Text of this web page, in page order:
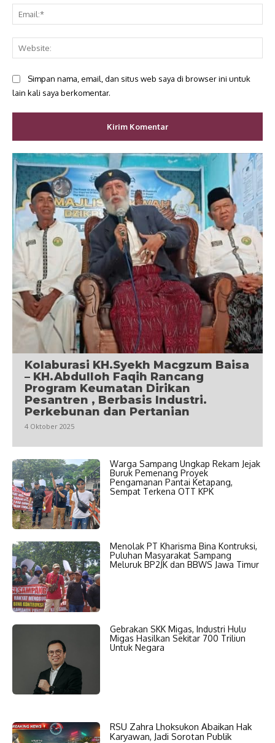
Simpan nama, email, dan situs web saya di browser ini untuk
lain kali saya berkomentar.
Kolaburasi KH.Syekh Macgzum Baisa
– KH.Abdulloh Faqih Rancang
Program Keumatan Dirikan
Pesantren , Berbasis Industri.
Perkebunan dan Pertanian
4 Oktober 2025
Warga Sampang Ungkap Rekam Jejak
Buruk Pemenang Proyek
Pengamanan Pantai Ketapang,
Sempat Terkena OTT KPK
Menolak PT Kharisma Bina Kontruksi,
Puluhan Masyarakat Sampang
Meluruk BP2JK dan BBWS Jawa Timur
Gebrakan SKK Migas, Industri Hulu
Migas Hasilkan Sekitar 700 Triliun
Untuk Negara
RSU Zahra Lhoksukon Abaikan Hak
Karyawan, Jadi Sorotan Publik